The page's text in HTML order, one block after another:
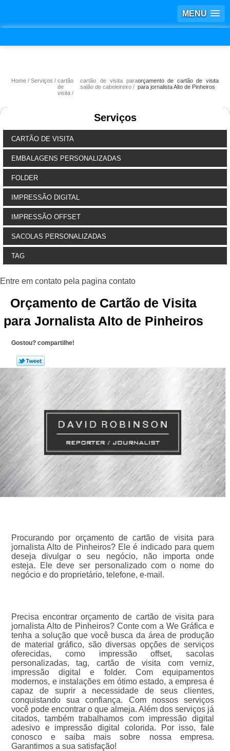
MENU
Home Serviços
cartão
de
visita
cartão de visita para
salão de cabeleireiro
orçamento de cartão de visita
para jornalista Alto de Pinheiros
Serviços
CARTÃO DE VISITA
EMBALAGENS PERSONALIZADAS
FOLDER
IMPRESSÃO DIGITAL
IMPRESSÃO OFFSET
SACOLAS PERSONALIZADAS
TAG
Orçamento de Cartão de Visita
para Jornalista Alto de Pinheiros
Gostou? compartilhe!
Procurando por orçamento de cartão de visita para
jornalista Alto de Pinheiros? Ele é indicado para quem
deseja divulgar o seu negócio, não importa onde
esteja. Ele deve ser personalizado com o nome do
negócio e do proprietário, telefone, e-mail.
Precisa encontrar orçamento de cartão de visita para
jornalista Alto de Pinheiros? Conte com a We Gráfica e
tenha a solução que você busca da área de produção
de material gráfico, são diversas opções de serviços
oferecidas, como impressão offset, sacolas
personalizadas, tag, cartão de visita com verniz,
impressão digital e folder. Com equipamentos
modernos, e instalações em ótimo estado, a empresa é
capaz de suprir a necessidade de seus clientes,
conquistando sua confiança. Com nossos serviços
você pode encontrar o que almeja. Além dos serviços já
citados, também trabalhamos com impressão digital
adesivo e impressão digital colorida. Por isso, fale
conosco e saiba mais sobre nossa empresa.
Garantimos a sua satisfação!